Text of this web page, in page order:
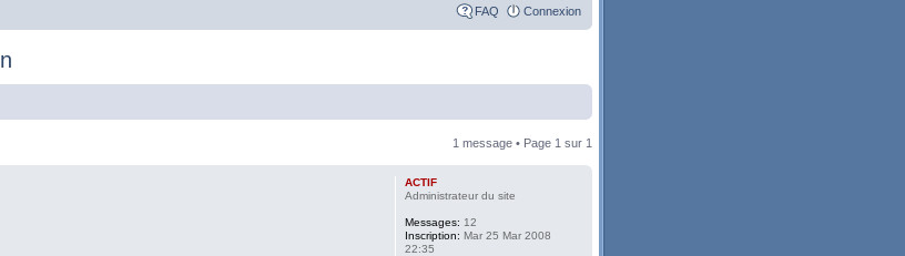
FAQ Connexion
1 message • Page 1 sur 1
ACTIF
Administrateur du site
Messages: 12
Inscription: Mar 25 Mar 2008
22:35